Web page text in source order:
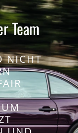
Team
NICHT